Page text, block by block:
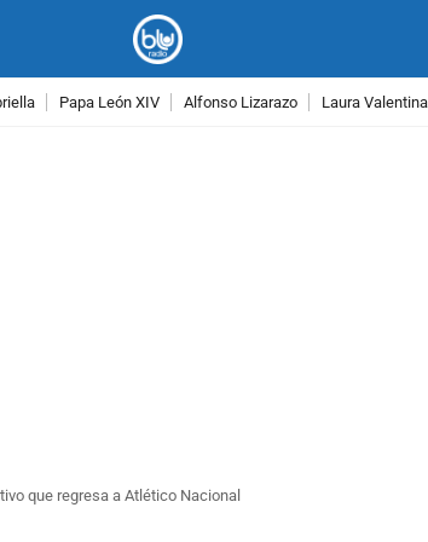
Papa León XIV Alfonso Lizarazo Laura
que regresa a Atlético Nacional